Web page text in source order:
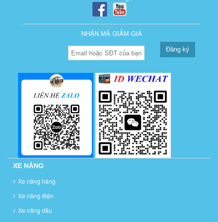
NHẬN MÃ GIẢM GIÁ
Đăng ký
XE NÂNG
Xe nâng hàng
Xe nâng điện
Xe nâng dầu